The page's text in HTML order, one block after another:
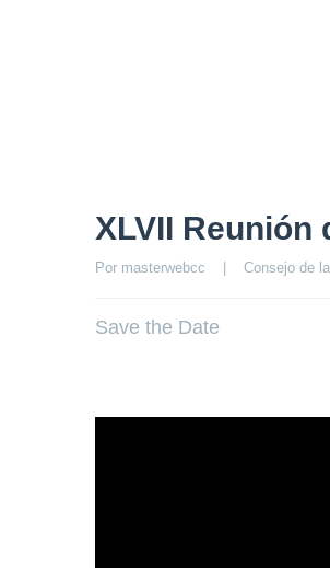
XLVII
Por masterwebcc Consejo de
Save the Date